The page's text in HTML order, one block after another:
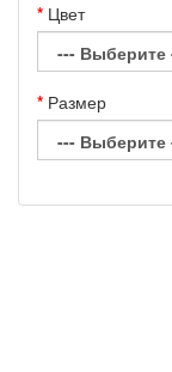
Цвет
Размер